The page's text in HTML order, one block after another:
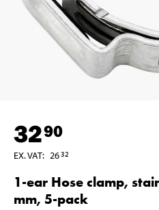
3290
EX. VAT: 2632
1-ear Hose clamp,
mm, 5-pack